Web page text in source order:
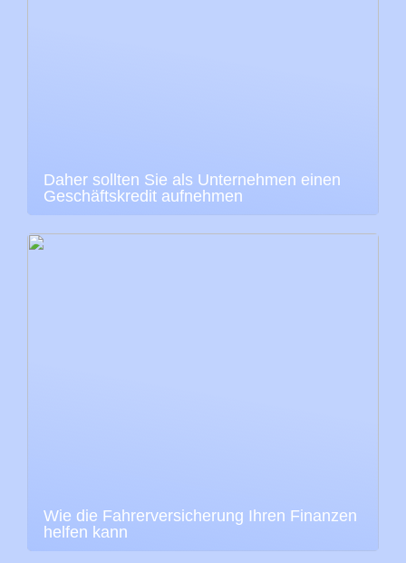
Daher sollten Sie als Unternehmen einen
Geschäftskredit aufnehmen
Wie die Fahrerversicherung Ihren Finanzen
helfen kann